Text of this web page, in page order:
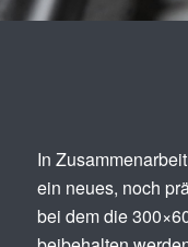
In
ein neues, noch
bei dem die